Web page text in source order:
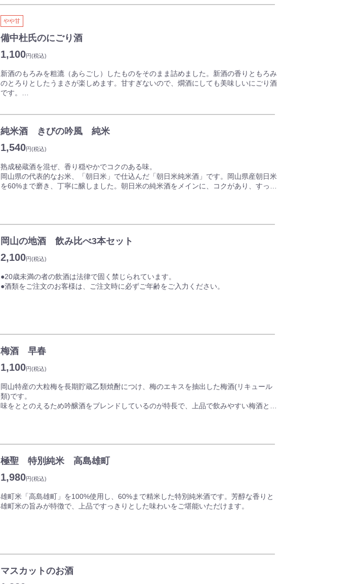
●20歳未満の者の飲酒は法律で固く禁じられています。
やや甘
備中杜氏のにごり酒
1,100円(税込)
新酒のもろみを粗漉（あらごし）したものをそのまま詰めました。新酒の香りともろみ
のとろりとしたうまさが楽しめます。甘すぎないので、燗酒にしても美味しいにごり酒
です。
純米酒 きびの吟風 純米
1,540円(税込)
熟成秘蔵酒を混ぜ、香り穏やかでコクのある味。
岡山県の代表的なお米、「朝日米」で仕込んだ「朝日米純米酒」です。岡山県産朝日米
を60%まで磨き、丁寧に醸しました。朝日米の純米酒をメインに、コクがあり、すっき
す。
飲み方
ロック
冷やして
5〜10℃
40℃
●20歳未満の者の飲酒は法律で固く禁じられています。
岡山の地酒 飲み比べ3本セット
2,100円(税込)
●20歳未満の者の飲酒は法律で固く禁じられています。
●酒類をご注文のお客様は、ご注文時に必ずご年齢をご入力ください。
にごり酒…特殊酵母で仕込むことで非常に香り高い吟醸酒のようなフルーティな香味を
雄町純米…雄町米を100%使用し、芳醇でフルーティな香りの中に舌に伝わる滑らかな
味わいを実現しました。
純米吟醸…岡山県産「あけぼの」を使用した爽やかな純米吟醸酒です。
梅酒 早春
1,100円(税込)
岡山特産の大粒梅を長期貯蔵乙類焼酎につけ、梅のエキスを抽出した梅酒(リキュール
類)です。
味をととのえるため吟醸酒をブレンドしているのが特長で、上品で飲みやすい梅酒とな
●20歳未満の者の飲酒は法律で固く禁じられています。
極聖 特別純米 高島雄町
1,980円(税込)
雄町米「高島雄町」を100%使用し、60%まで精米した特別純米酒です。芳醇な香りと
雄町米の旨みが特徴で、上品ですっきりとした味わいをご堪能いただけます。
マスカットのお酒